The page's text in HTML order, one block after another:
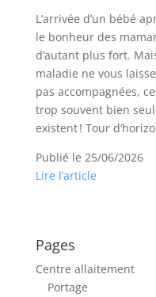
L’arrivée d’un bébé
le bonheur des
d’autant plus fort.
maladie ne vous
pas accompagnées,
trop souvent bien
existent ! Tour
Publié le 25/06/2026
Lire l’article
Pages
Centre allaitement
Portage